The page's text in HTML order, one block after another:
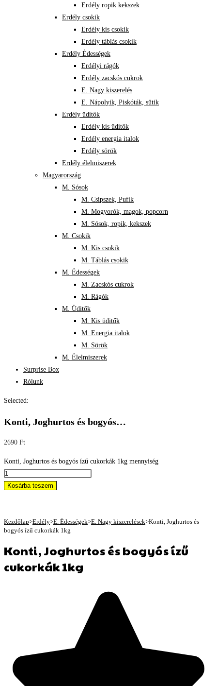
Erdély ropik kekszek
Erdély csokik
Erdély kis csokik
Erdély táblás csokik
Erdély Édességek
Erdélyi rágók
Erdély zacskós cukrok
E. Nagy kiszerelés
E. Nápolyik, Piskóták, sütik
Erdély üditők
Erdély kis üditők
Erdély energia italok
Erdély sörök
Erdély élelmiszerek
Magyarország
M. Sósok
M. Csipszek, Pufik
M. Mogyorók, magok, popcorn
M. Sósok, ropik, kekszek
M. Csokik
M. Kis csokik
M. Táblás csokik
M. Édességek
M. Zacskós cukrok
M. Rágók
M. Üditők
M. Kis üditők
M. Energia italok
M. Sörök
M. Élelmiszerek
Surprise Box
Rólunk
Selected:
Konti, Joghurtos és bogyós…
2690 Ft
Konti, Joghurtos és bogyós ízű cukorkák 1kg mennyiség
Kosárba teszem
Kezdőlap>Erdély>E. Édességek>E. Nagy kiszerelések>Konti, Joghurtos és
bogyós ízű cukorkák 1kg
Konti, Joghurtos és bogyós ízű
cukorkák 1kg